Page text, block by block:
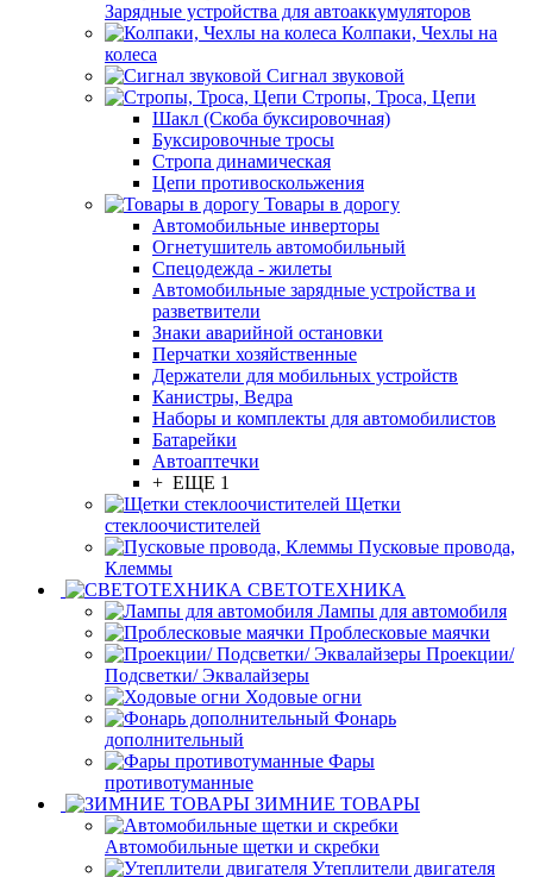
Зарядные устройства для автоаккумуляторов
Колпаки, Чехлы на
колеса
Сигнал звуковой
Стропы, Троса, Цепи
Шакл (Скоба буксировочная)
Буксировочные тросы
Стропа динамическая
Цепи противоскольжения
Товары в дорогу
Автомобильные инверторы
Огнетушитель автомобильный
Спецодежда - жилеты
Автомобильные зарядные устройства и
разветвители
Знаки аварийной остановки
Перчатки хозяйственные
Держатели для мобильных устройств
Канистры, Ведра
Наборы и комплекты для автомобилистов
Батарейки
Автоаптечки
+ ЕЩЕ 1
Щетки
стеклоочистителей
Пусковые провода,
Клеммы
СВЕТОТЕХНИКА
Лампы для автомобиля
Проблесковые маячки
Проекции/
Подсветки/ Эквалайзеры
Ходовые огни
Фонарь
дополнительный
Фары
противотуманные
ЗИМНИЕ ТОВАРЫ
Автомобильные щетки и скребки
Утеплители двигателя